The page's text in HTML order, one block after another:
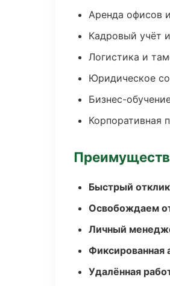
Аренда офисов
Кадровый учёт
Логистика и
Юридическое
Бизнес-
Корпоративная
Быстрый
Освобождаем
Личный
Фиксированная
Удалённая